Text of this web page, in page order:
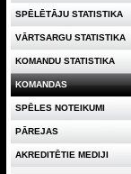
SPĒLĒTĀJU STATISTIKA
VĀRTSARGU STATISTIKA
KOMANDU STATISTIKA
KOMANDAS
SPĒLES NOTEIKUMI
PĀREJAS
AKREDITĒTIE MEDIJI